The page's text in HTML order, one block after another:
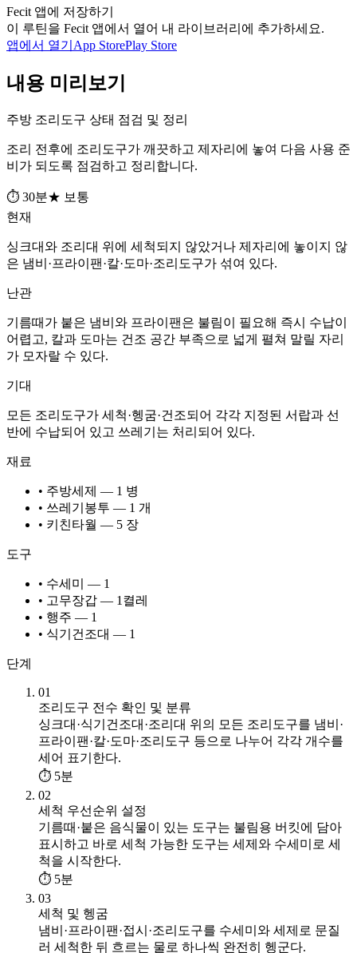
Fecit 앱에 저장하기
이 루틴을 Fecit 앱에서 열어 내 라이브러리에 추가하세요.
앱에서 열기 App StorePlay Store
내용 미리보기
주방 조리도구 상태 점검 및 정리
조리 전후에 조리도구가 깨끗하고 제자리에 놓여 다음 사용 준
비가 되도록 점검하고 정리합니다.
⏱ 30분★ 보통
현재
싱크대와 조리대 위에 세척되지 않았거나 제자리에 놓이지 않
은 냄비·프라이팬·칼·도마·조리도구가 섞여 있다.
난관
기름때가 붙은 냄비와 프라이팬은 불림이 필요해 즉시 수납이
어렵고, 칼과 도마는 건조 공간 부족으로 넓게 펼쳐 말릴 자리
가 모자랄 수 있다.
기대
모든 조리도구가 세척·헹굼·건조되어 각각 지정된 서랍과 선
반에 수납되어 있고 쓰레기는 처리되어 있다.
재료
• 주방세제 — 1 병
• 쓰레기봉투 — 1 개
• 키친타월 — 5 장
도구
• 수세미 — 1
• 고무장갑 — 1켤레
• 행주 — 1
• 식기건조대 — 1
단계
01
조리도구 전수 확인 및 분류
싱크대·식기건조대·조리대 위의 모든 조리도구를 냄비·
프라이팬·칼·도마·조리도구 등으로 나누어 각각 개수를
세어 표기한다.
⏱ 5분
02
세척 우선순위 설정
기름때·붙은 음식물이 있는 도구는 불림용 버킷에 담아
표시하고 바로 세척 가능한 도구는 세제와 수세미로 세
척을 시작한다.
⏱ 5분
03
세척 및 헹굼
냄비·프라이팬·접시·조리도구를 수세미와 세제로 문질
러 세척한 뒤 흐르는 물로 하나씩 완전히 헹군다.